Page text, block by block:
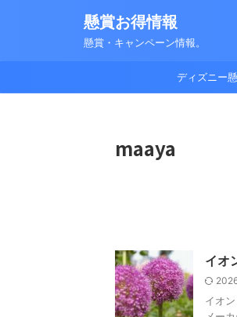
懸賞お得情報
懸賞・キャンペーン情報。
ディズニー
maaya
イオ
イオ